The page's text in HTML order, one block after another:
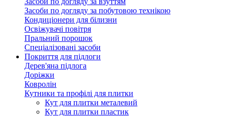
Засоби по догляду за побутовою технікою
Кондиціонери для білизни
Освіжувачі повітря
Пральний порошок
Спеціалізовані засоби
Покриття для підлоги
Дерев'яна підлога
Доріжки
Ковролін
Кутники та профілі для плитки
Кут для плитки металевий
Кут для плитки пластик